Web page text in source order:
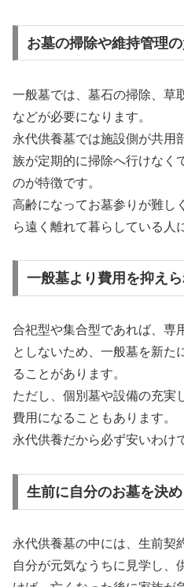
お墓の掃除や維持管理
一般墓では、墓石の掃除、草
などが必要になります。
永代供養墓では施設側が共用
族が定期的に掃除へ行けなく
のが特徴です。
高齢になってお墓参りが難し
ら遠く離れて暮らしている人
一般墓より費用を抑え
合祀型や集合型であれば、専
としないため、一般墓を新た
ることがあります。
ただし、個別墓や設備の充実
費用になることもあります。
永代供養だから必ず安いわけ
生前に自分のお墓を決
永代供養墓の中には、生前契
自分が元気なうちに見学し、